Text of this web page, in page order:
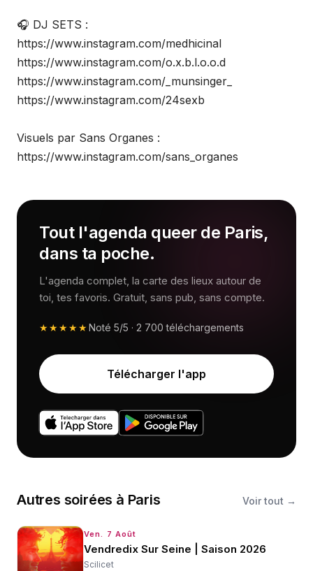
🎧 DJ SETS :
https://www.instagram.com/medhicinal
https://www.instagram.com/o.x.b.l.o.o.d
https://www.instagram.com/_munsinger_
https://www.instagram.com/24sexb
Visuels par Sans Organes :
https://www.instagram.com/sans_organes
Tout l'agenda queer de Paris,
dans ta poche.
L'agenda complet, la carte des lieux autour de
toi, tes favoris. Gratuit, sans pub, sans compte.
★★★★★Noté 5/5 · 2 700 téléchargements
Télécharger l'app
Autres soirées à Paris Voir tout →
Ven. 7 Août
Vendredix Sur Seine | Saison 2026
Scilicet